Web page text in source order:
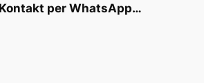
per WhatsApp…